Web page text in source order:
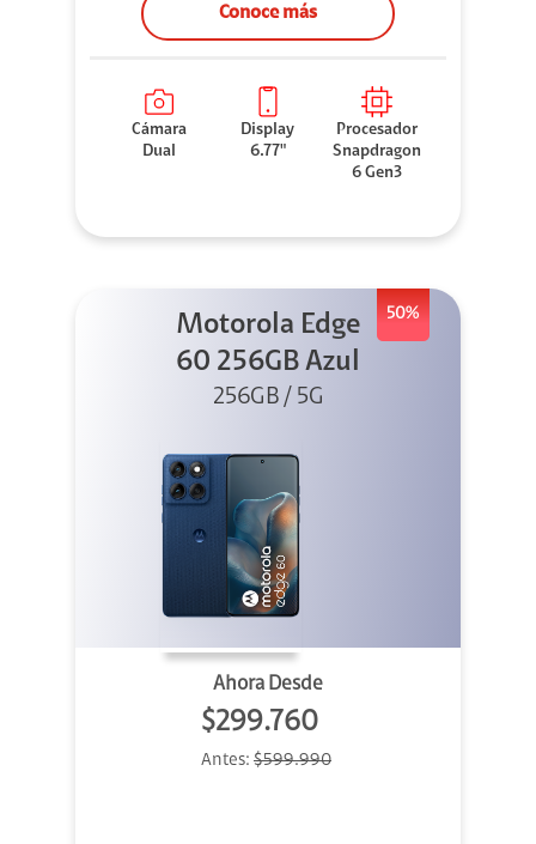
Conoce más
Cámara
Dual
Display
6.77"
Procesador
Snapdragon
6 Gen3
50%
Motorola Edge
60 256GB Azul
256GB / 5G
Ahora Desde
$299.760
Antes: $599.990